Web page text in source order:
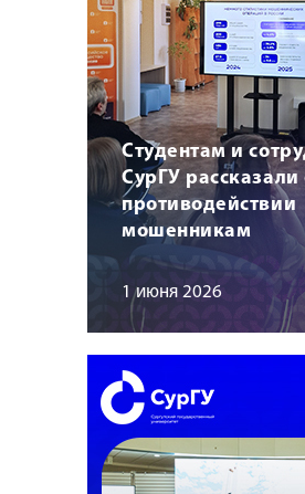
Студентам и
СурГУ рассказали
противодействии
мошенникам
1 июня 2026